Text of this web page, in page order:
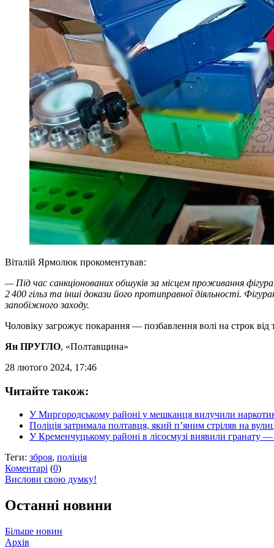
Віталій Ярмолюк прокоментував:
— Під час санкціонованих обшуків за місцем проживання
2 400 гільз та інші докази його протиправної діяльності.
запобіжного заходу.
Чоловіку загрожує покарання — позбавлення волі на строк від
Ян ПРУГЛО, «Полтавщина»
28 лютого 2024, 17:46
Читайте також:
У Миргородському районі у мешканця вилучили
Поліція затримала полтавця, який п’яним стріляв на
У Кременчуцькому районі в лісосмузі виявили гранату
Теги: зброя, поліція
Коментарі (0)
Вислови свою думку!
Останні новини
Більше новин
Архів